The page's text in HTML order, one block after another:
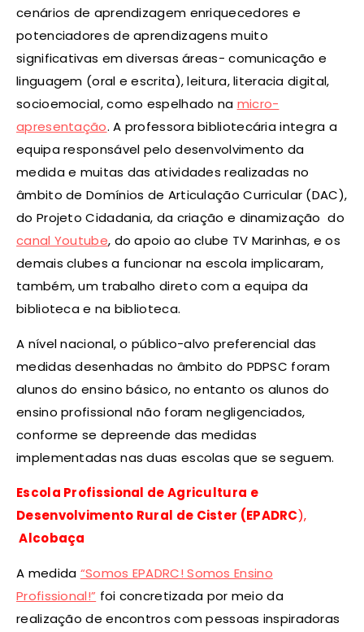
cenários de aprendizagem enriquecedores e
potenciadores de aprendizagens muito
significativas em diversas áreas- comunicação e
linguagem (oral e escrita), leitura, literacia digital,
socioemocial, como espelhado na micro-
apresentação. A professora bibliotecária integra a
equipa responsável pelo desenvolvimento da
medida e muitas das atividades realizadas no
âmbito de Domínios de Articulação Curricular (DAC),
do Projeto Cidadania, da criação e dinamização do
canal Youtube, do apoio ao clube TV Marinhas, e os
demais clubes a funcionar na escola implicaram,
também, um trabalho direto com a equipa da
biblioteca e na biblioteca.
A nível nacional, o público-alvo preferencial das
medidas desenhadas no âmbito do PDPSC foram
alunos do ensino básico, no entanto os alunos do
ensino profissional não foram negligenciados,
conforme se depreende das medidas
implementadas nas duas escolas que se seguem.
Escola Profissional de Agricultura e
Desenvolvimento Rural de Cister (EPADRC),
Alcobaça
A medida “Somos EPADRC! Somos Ensino
Profissional!” foi concretizada por meio da
realização de encontros com pessoas inspiradoras